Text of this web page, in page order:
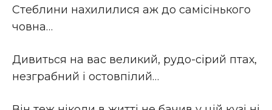
Стеблини нахилилися аж до самiсiнького
човна…
Дивиться на вас великий, рудо-сiрий птах,
незграбний i остовпiлий…